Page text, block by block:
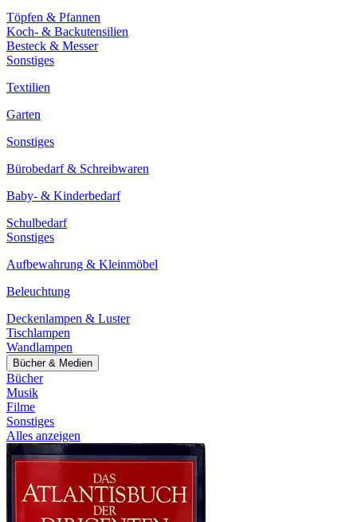
Töpfen & Pfannen
Koch- & Backutensilien
Besteck & Messer
Sonstiges
Textilien
Garten
Sonstiges
Bürobedarf & Schreibwaren
Baby- & Kinderbedarf
Schulbedarf
Sonstiges
Aufbewahrung & Kleinmöbel
Beleuchtung
Deckenlampen & Luster
Tischlampen
Wandlampen
Bücher & Medien
Bücher
Musik
Filme
Sonstiges
Alles anzeigen